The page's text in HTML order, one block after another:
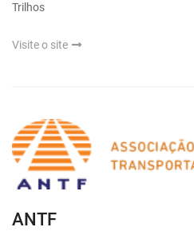
Trilhos
Visite o site
ANTF